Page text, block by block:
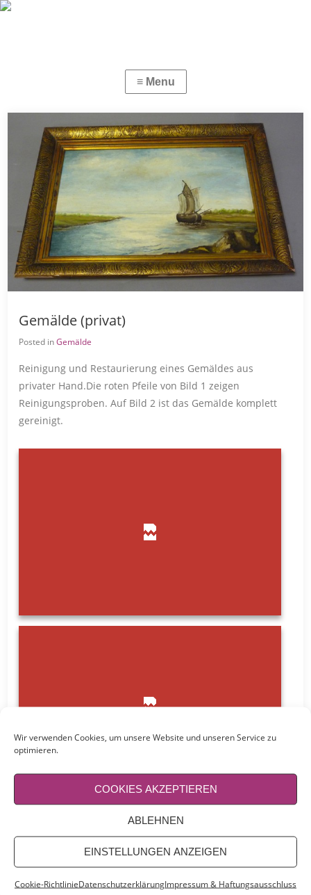
Wir verwenden Cookies, um unsere Website und unseren Service zu
optimieren.
COOKIES AKZEPTIEREN
ABLEHNEN
EINSTELLUNGEN ANZEIGEN
Cookie-RichtlinieDatenschutzerklärungImpressum & Haftungsausschluss
Gemälde (privat)
Posted inGemälde
Reinigung und Restaurierung eines Gemäldes aus
privater Hand.Die roten Pfeile von Bild 1 zeigen
Reinigungsproben. Auf Bild 2 ist das Gemälde komplett
gereinigt.
BÜROADRESSE